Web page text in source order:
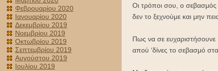
Φεβρουαρίου 2020
Ιανουαρίου 2020
Δεκεμβρίου 2019
Νοεμβρίου 2019
Οκτωβρίου 2019
Σεπτεμβρίου 2019
Αυγούστου 2019
Ιουλίου 2019
Οι τρόποι σου, ο σεβασμός
δεν το ξεχνούμε και μην
Πως να σε
απού ‘δίνες το σεβασμό